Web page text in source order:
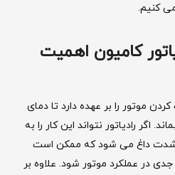
‌کنیم.
کامیون اهمیت
موتور را بر عهده دارد تا دمای
اگر رادیاتور نتواند این کار را به
شدت داغ می ‌شود که ممکن است
در عملکرد موتور شود. علاوه بر